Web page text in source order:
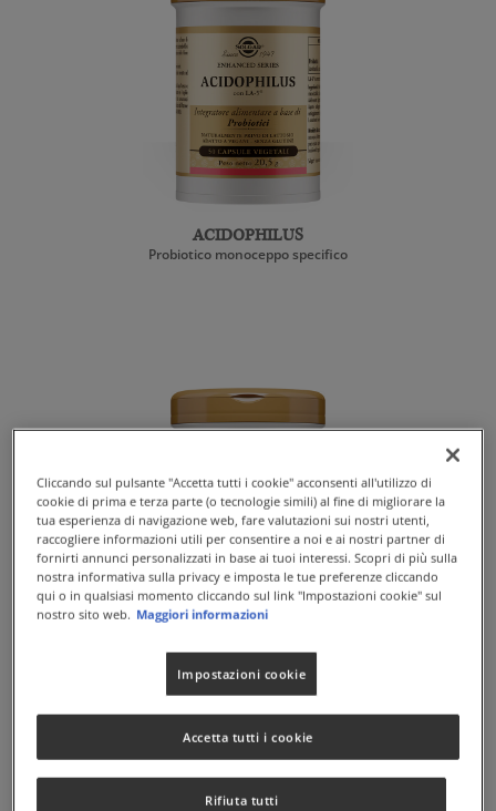
ACIDOPHILUS
Probiotico monoceppo specifico
ACIDOPHILUS BIFIDO
Formula proiotica di base, per adolescenti e giovani
Cliccando sul pulsante "Accetta tutti i cookie" acconsenti all'utilizzo di
cookie di prima e terza parte (o tecnologie simili) al fine di migliorare la
tua esperienza di navigazione web, fare valutazioni sui nostri utenti,
raccogliere informazioni utili per consentire a noi e ai nostri partner di
fornirti annunci personalizzati in base ai tuoi interessi. Scopri di più sulla
nostra informativa sulla privacy e imposta le tue preferenze cliccando
qui o in qualsiasi momento cliccando sul link "Impostazioni cookie" sul
nostro sito web. Maggiori informazioni
Impostazioni cookie
Rifiuta tutti
Accetta tutti i cookie